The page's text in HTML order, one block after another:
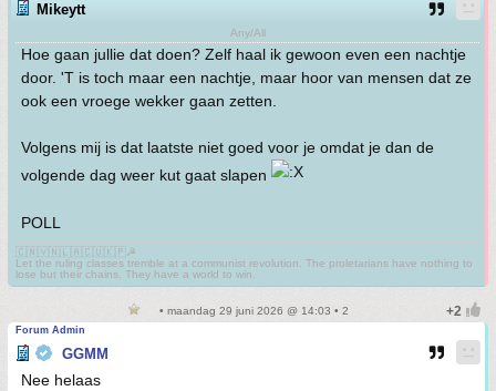
Mikeytt
Any/All
Hoe gaan jullie dat doen? Zelf haal ik gewoon even een nachtje
door. 'T is toch maar een nachtje, maar hoor van mensen dat ze
ook een vroege wekker gaan zetten.
Volgens mij is dat laatste niet goed voor je omdat je dan de
volgende dag weer kut gaat slapen
POLL
🇨🇳🇻🇳🇱🇦🇨🇺🇰🇵☭
Let the ruling classes tremble at a communist revolution. The proletarians have nothing to
lose but their chains. They have a world to win.
• maandag 29 juni 2026 @ 14:03 • 2
Forum Admin
GGMM
Nee helaas